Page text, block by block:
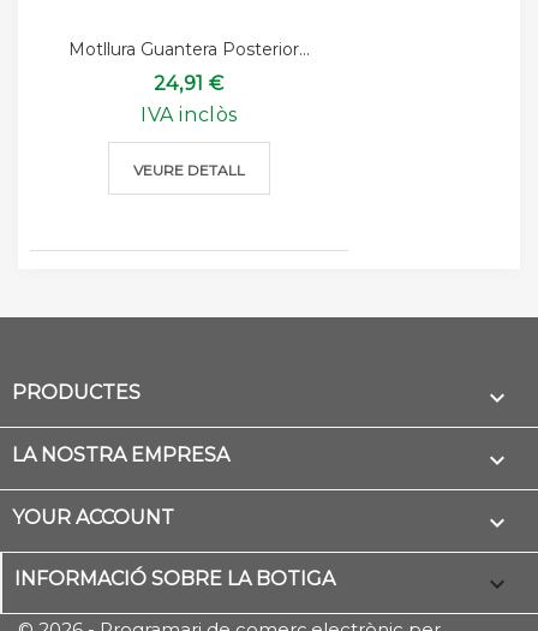
Motllura Guantera Posterior...
24,91 €
IVA inclòs
VEURE DETALL
PRODUCTES 
LA NOSTRA EMPRESA 
YOUR ACCOUNT 
INFORMACIÓ SOBRE LA BOTIGA keyboard_arrow_down